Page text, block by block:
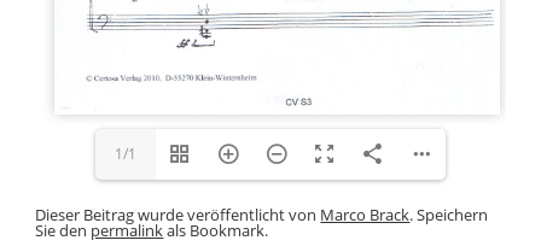
1/1
Dieser Beitrag wurde veröffentlicht von Marco Brack. Speichern
Sie den permalinkals Bookmark.